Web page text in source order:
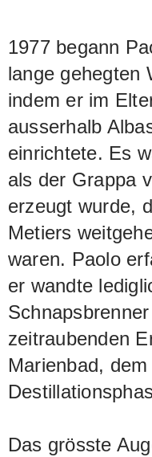
1977 begann
lange gehegten
indem er im
ausserhalb
einrichtete. Es
als der Grappa
erzeugt wurde,
Metiers
waren. Paolo
er wandte
zeitraubenden
Marienbad,
Das grösste